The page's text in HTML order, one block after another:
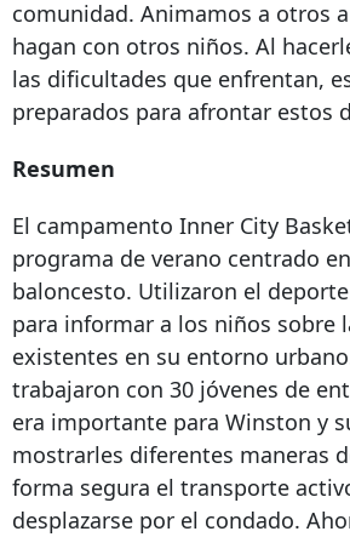
comunidad. Animamos a otros
hagan con otros niños. Al
las dificultades que enfrentan,
preparados para afrontar estos
Resumen
El campamento Inner City
programa de verano centrado
baloncesto. Utilizaron el
para informar a los niños sobre
existentes en su entorno
trabajaron con 30 jóvenes de
era importante para Winston y
mostrarles diferentes maneras
forma segura el transporte
desplazarse por el condado.